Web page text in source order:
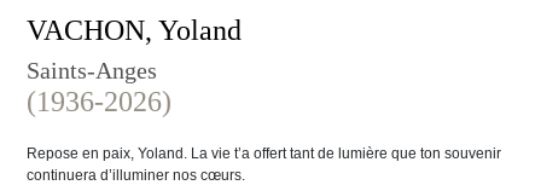
VACHON, Yoland
Saints-Anges
(1936-2026)
Repose en paix, Yoland. La vie t’a offert tant de lumière que ton souvenir
continuera d’illuminer nos cœurs.